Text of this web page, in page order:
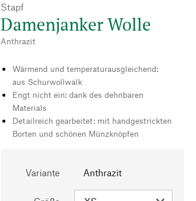
Stapf
Damenjanker Wolle
Anthrazit
Wärmend und temperaturausgleichend:
aus Schurwollwalk
Engt nicht ein: dank des dehnbaren
Materials
Detailreich gearbeitet: mit handgestrickten
Borten und schönen Münzknöpfen
Variante Anthrazit